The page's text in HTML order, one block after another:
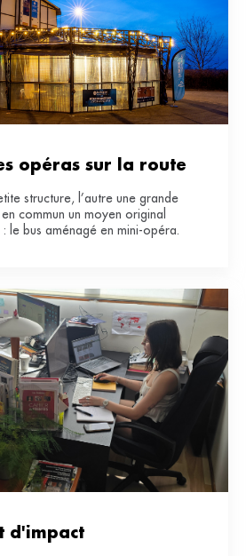
opéras sur la route
structure, l’autre une grande
commun un moyen original
le bus aménagé en mini-opéra.
d'impact